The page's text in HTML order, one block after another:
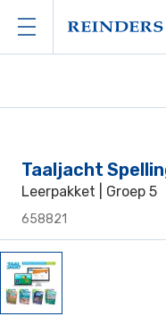
Taaljacht
Leerpakket | Groep 5
658821